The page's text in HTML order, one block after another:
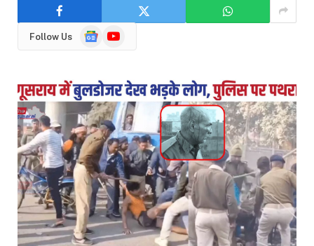
Follow Us
GoogleYouTube